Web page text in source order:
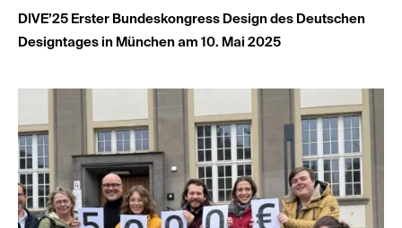
DIVE’25 Erster Bundeskongress Design des Deutschen
Designtages in München am 10. Mai 2025